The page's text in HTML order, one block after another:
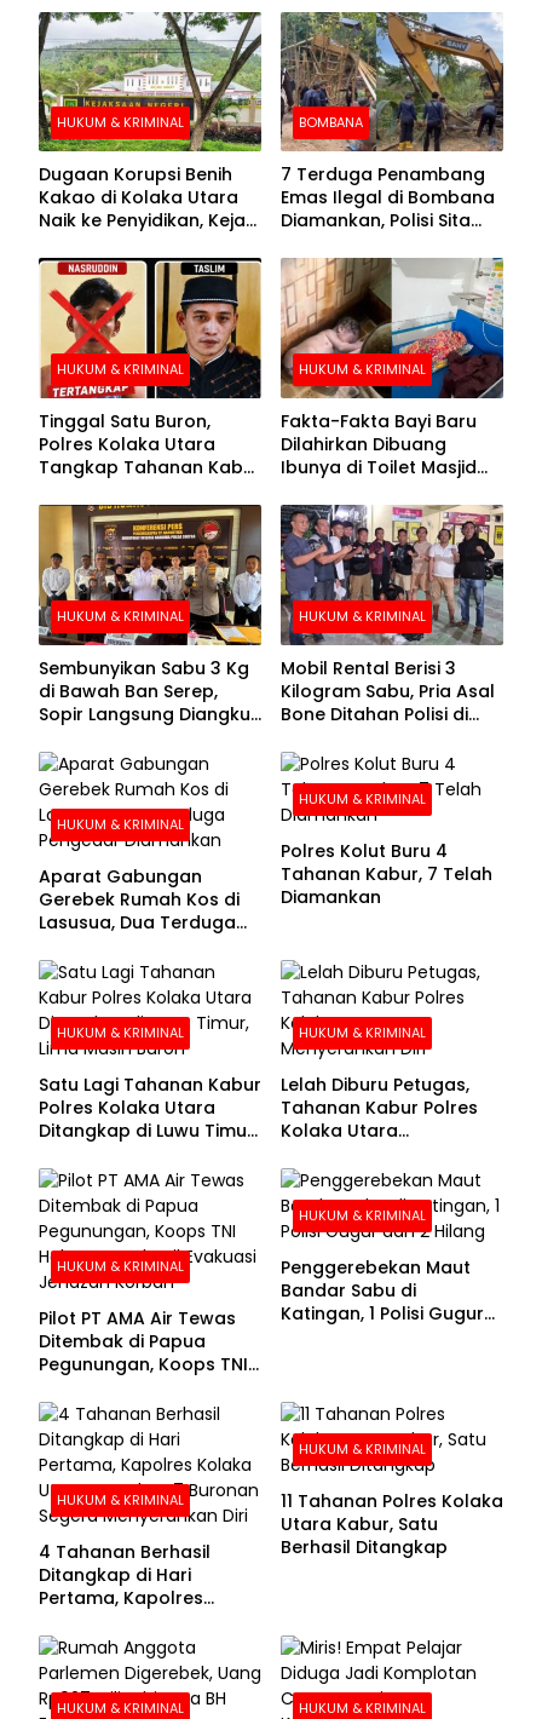
HUKUM & KRIMINAL
Dugaan Korupsi Benih
Kakao di Kolaka Utara
Naik ke Penyidikan, Kejari
BOMBANA
7 Terduga Penambang
Emas Ilegal di Bombana
Diamankan, Polisi Sita
Crusher
HUKUM & KRIMINAL
Tinggal Satu Buron,
Polres Kolaka Utara
Tangkap Tahanan Kabur
Pengejaran
HUKUM & KRIMINAL
Fakta-Fakta Bayi Baru
Dilahirkan Dibuang
Ibunya di Toilet Masjid
HUKUM & KRIMINAL
Sembunyikan Sabu 3 Kg
di Bawah Ban Serep,
Sopir Langsung Diangkut
HUKUM & KRIMINAL
Mobil Rental Berisi 3
Kilogram Sabu, Pria Asal
Bone Ditahan Polisi di
HUKUM & KRIMINAL
Aparat Gabungan
Gerebek Rumah Kos di
Lasusua, Dua Terduga
HUKUM & KRIMINAL
Polres Kolut Buru 4
Tahanan Kabur, 7 Telah
Diamankan
HUKUM & KRIMINAL
Satu Lagi Tahanan Kabur
Polres Kolaka Utara
Ditangkap di Luwu Timur,
HUKUM & KRIMINAL
Lelah Diburu Petugas,
Tahanan Kabur Polres
Kolaka Utara
HUKUM & KRIMINAL
Pilot PT AMA Air Tewas
Ditembak di Papua
Pegunungan, Koops TNI
Evakuasi Jenazah
Korban
HUKUM & KRIMINAL
Penggerebekan Maut
Bandar Sabu di
Katingan, 1 Polisi Gugur
HUKUM & KRIMINAL
4 Tahanan Berhasil
Ditangkap di Hari
Pertama, Kapolres
Buronan Segera
Menyerahkan Diri
HUKUM & KRIMINAL
11 Tahanan Polres Kolaka
Utara Kabur, Satu
Berhasil Ditangkap
HUKUM & KRIMINAL HUKUM & KRIMINAL